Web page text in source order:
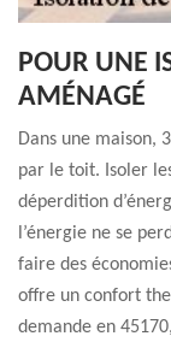
POUR UNE
AMÉNAGÉ
Dans une maison,
par le toit. Isoler
déperdition
l’énergie ne se
faire des
offre un confort
demande en